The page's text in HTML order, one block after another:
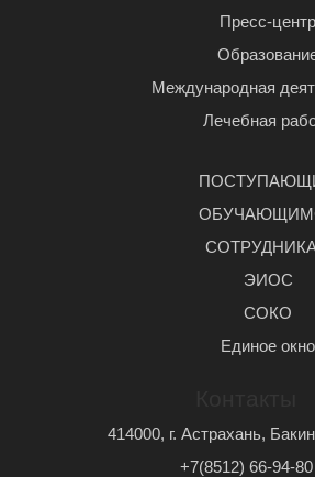
Пресс-центр
Международная
Лечебная
ЭИОС
СОКО
Единое окно
414000, г. Астрахань,
+7(8512) 66-94-80